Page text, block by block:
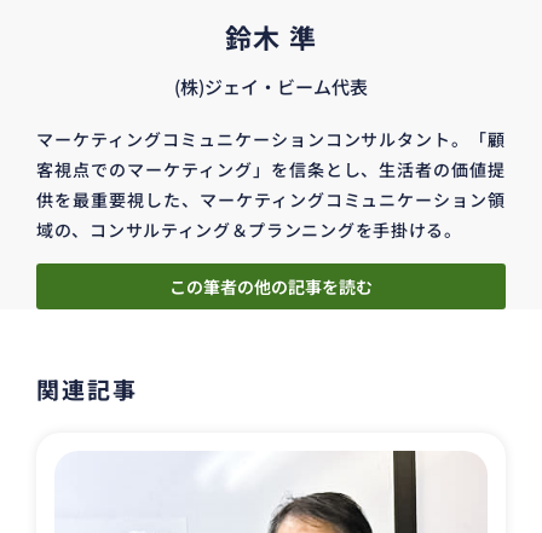
鈴木 準
(株)ジェイ・ビーム代表
マーケティングコミュニケーションコンサルタント。「顧
客視点でのマーケティング」を信条とし、生活者の価値提
供を最重要視した、マーケティングコミュニケーション領
域の、コンサルティング＆プランニングを手掛ける。
この筆者の他の記事を読む
関連記事